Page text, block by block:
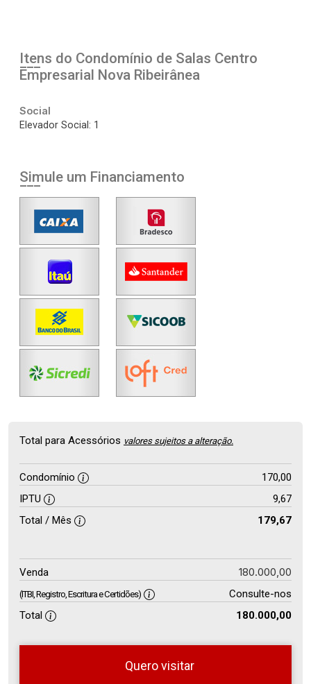
Itens do Condomínio de Salas Centro
Empresarial Nova Ribeirânea
Social
Elevador Social: 1
Simule um Financiamento
Total para Acessórios valores sujeitos a alteração.
Condomínio
170,00
IPTU
9,67
Total / Mês
179,67
Venda 180.000,00
(ITBI, Registro, Escritura e Certidões)
Consulte-nos
Total
180.000,00
Quero visitar